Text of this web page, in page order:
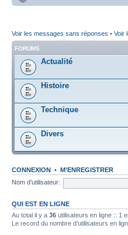
Voir les messages sans réponses • Voir
FORUMS
Actualité
Histoire
Technique
Divers
CONNEXION • M’ENREGISTRER
Nom d’utilisateur:
QUI EST EN LIGNE
Au total il y a 36 utilisateurs en ligne :: 1
Le record du nombre d’utilisateurs en